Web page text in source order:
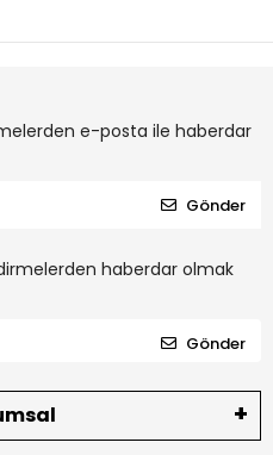
e-posta ile haberdar
Gönder
haberdar olmak
Gönder